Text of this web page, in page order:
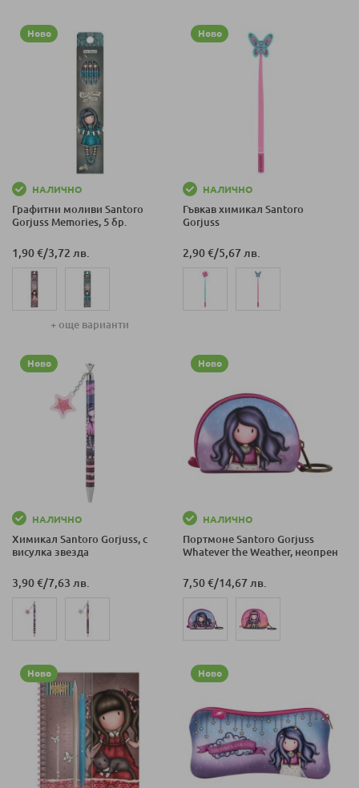
Ново
НАЛИЧНО
Графитни моливи Santoro
Gorjuss Memories, 5 бр.
1,90 €/3,72 лв.
+ още варианти
Ново
НАЛИЧНО
Гъвкав химикал Santoro
Gorjuss
2,90 €/5,67 лв.
Ново
НАЛИЧНО
Химикал Santoro Gorjuss, с
висулка звезда
3,90 €/7,63 лв.
Ново
НАЛИЧНО
Портмоне Santoro Gorjuss
Whatever the Weather, неопрен
7,50 €/14,67 лв.
Ново Ново